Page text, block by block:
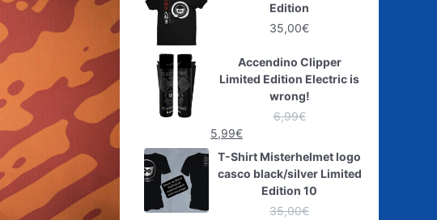
Edition
35,00€
Accendino Clipper
Limited Edition Electric is
wrong!
6,99€
5,99€
T-Shirt Misterhelmet logo
casco black/silver Limited
Edition 10
35,00€